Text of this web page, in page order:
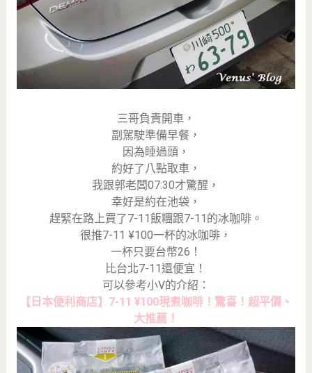
三哥負責開車，
副駕駛準備早餐，
因為睡過頭，
約好了八點取車，
我跟郭老闆07:30才驚醒，
幸好是約在池袋，
趕緊在路上買了7-11飯糰跟7-11的冰咖啡。
很推7-11 ¥100一杯的冰咖啡，
一杯只要台幣26！
比台北7-11還便宜！
可以參考小V的介紹：
【日本便利商店】7-11 ¥100現煮咖啡！驚喜！超平價、
大推薦！